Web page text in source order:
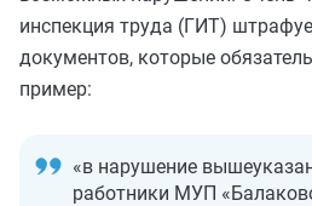
инспекция труда (ГИТ)
документов, которые
пример:
«в нарушение
работники МУП